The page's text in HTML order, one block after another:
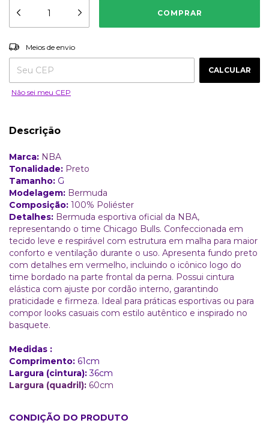
Entregas para o CEP:
Meios de envio
CALCULAR
Não sei meu CEP
Descrição
Marca: NBA
Tonalidade: Preto
Tamanho: G
Modelagem: Bermuda
Composição: 100% Poliéster
Detalhes: Bermuda esportiva oficial da NBA,
representando o time Chicago Bulls. Confeccionada em
tecido leve e respirável com estrutura em malha para maior
conforto e ventilação durante o uso. Apresenta fundo preto
com detalhes em vermelho, incluindo o icônico logo do
time bordado na parte frontal da perna. Possui cintura
elástica com ajuste por cordão interno, garantindo
praticidade e firmeza. Ideal para práticas esportivas ou para
compor looks casuais com estilo autêntico e inspirado no
basquete.
Medidas :
Comprimento: 61cm
Largura (cintura):36cm
Largura (quadril): 60cm
CONDIÇÃO DO PRODUTO